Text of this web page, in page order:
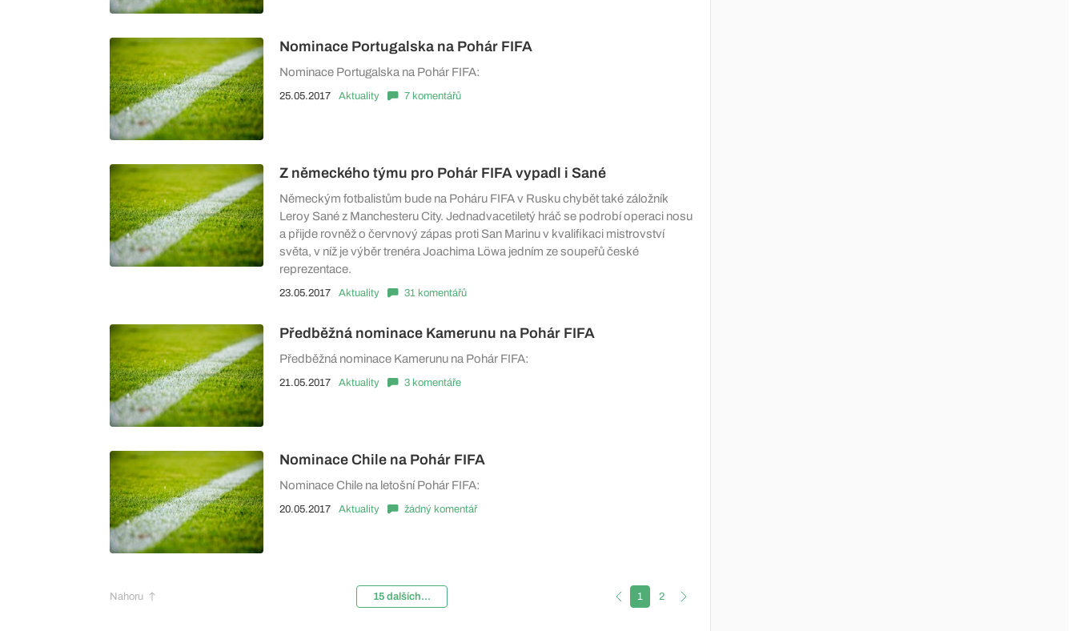
Nominace Portugalska na Pohár FIFA
Nominace Portugalska na Pohár FIFA:
25.05.2017 Aktuality 7 komentářů
Z německého týmu pro Pohár FIFA vypadl i Sané
Německým fotbalistům bude na Poháru FIFA v Rusku chybět také záložník
Leroy Sané z Manchesteru City. Jednadvacetiletý hráč se podrobí operaci nosu
a přijde rovněž o červnový zápas proti San Marinu v kvalifikaci mistrovství
světa, v níž je výběr trenéra Joachima Löwa jedním ze soupeřů české
reprezentace.
23.05.2017 Aktuality 31 komentářů
Předběžná nominace Kamerunu na Pohár FIFA
Předběžná nominace Kamerunu na Pohár FIFA:
21.05.2017 Aktuality 3 komentáře
Nominace Chile na Pohár FIFA
Nominace Chile na letošní Pohár FIFA:
20.05.2017 Aktuality žádný komentář
Nahoru 15 dalších... 1 2